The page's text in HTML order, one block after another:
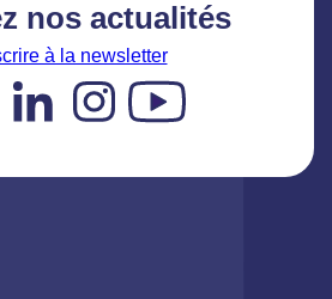
nos actualités
à la newsletter
LinkedIn
Instagram
YouTube